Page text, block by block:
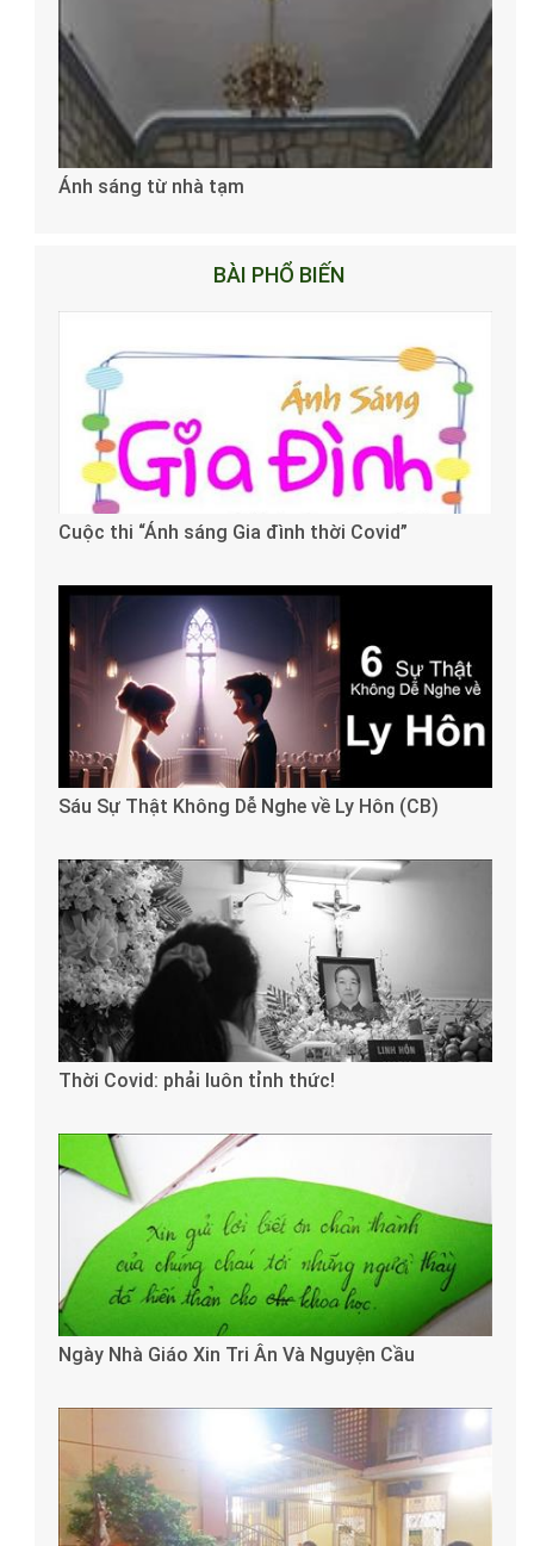
Ánh sáng từ nhà tạm
BÀI PHỔ BIẾN
Cuộc thi “Ánh sáng Gia đình thời Covid”
Sáu Sự Thật Không Dễ Nghe về Ly Hôn (CB)
Thời Covid: phải luôn tỉnh thức!
Ngày Nhà Giáo Xin Tri Ân Và Nguyện Cầu